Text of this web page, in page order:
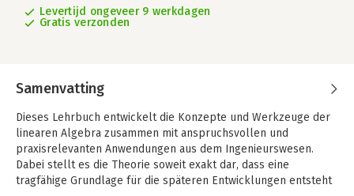
Levertijd ongeveer 9 werkdagen
Gratis verzonden
Samenvatting
Dieses Lehrbuch entwickelt die Konzepte und Werkzeuge der
linearen Algebra zusammen mit anspruchsvollen und
praxisrelevanten Anwendungen aus dem Ingenieurswesen.
Dabei stellt es die Theorie soweit exakt dar, dass eine
tragfähige Grundlage für die späteren Entwicklungen entsteht